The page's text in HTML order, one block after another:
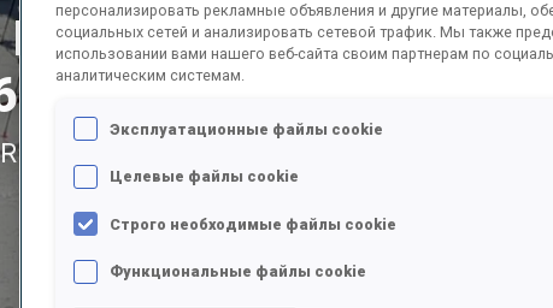
MASS
персонализировать рекламные объявления и другие материалы,
социальных сетей и анализировать сетевой трафик. Мы также
использовании вами нашего веб-сайта своим партнерам по
аналитическим системам.
Эксплуатационные файлы cookie
Целевые файлы cookie
Строго необходимые файлы cookie
Функциональные файлы cookie